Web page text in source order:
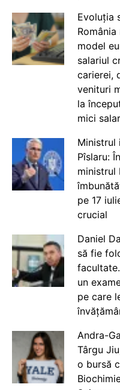
Evoluția
model
salariul
carierei,
venituri
la
mici
Ministrul
Pîslaru:
ministrul
pe 17
crucial
Daniel
să fie
un
pe care
Andra-
Târgu
o bursă